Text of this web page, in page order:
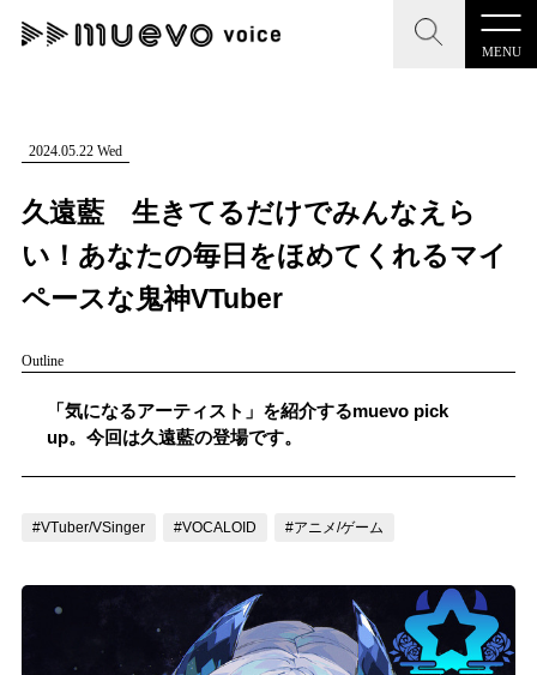
MENU
CLOSE
記事を検索する
#男性シンガー #HR/HM #女性シンガー
CLOSE
"読者の声を形にする”音楽特化メディア
記事一覧
プレスリリース一覧
お問い合わせ
ログイン
2024.05.22 Wed
久遠藍 生きてるだけでみんなえら
い！あなたの毎日をほめてくれるマイ
ペースな鬼神VTuber
Outline
「気になるアーティスト」を紹介するmuevo pick
up。今回は久遠藍の登場です。
#VTuber/VSinger #VOCALOID #アニメ/ゲーム